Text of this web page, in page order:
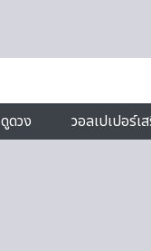
ดูดวง วอลเปเปอร์เ